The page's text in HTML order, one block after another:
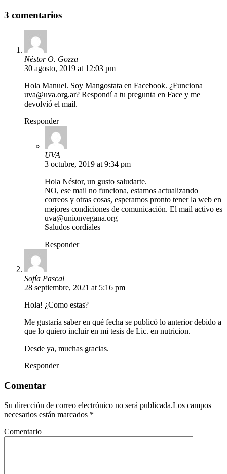
3 comentarios
Néstor O. Gozza
30 agosto, 2019 at 12:03 pm
Hola Manuel. Soy Mangostata en Facebook. ¿Funciona
uva@uva.org.ar? Respondí a tu pregunta en Face y me
devolvió el mail.
Responder
UVA
3 octubre, 2019 at 9:34 pm
Hola Néstor, un gusto saludarte.
NO, ese mail no funciona, estamos actualizando
correos y otras cosas, esperamos pronto tener la web en
mejores condiciones de comunicación. El mail activo es
uva@unionvegana.org
Saludos cordiales
Responder
Sofía Pascal
28 septiembre, 2021 at 5:16 pm
Hola! ¿Como estas?
Me gustaría saber en qué fecha se publicó lo anterior debido a
que lo quiero incluir en mi tesis de Lic. en nutricion.
Desde ya, muchas gracias.
Responder
Comentar
Su dirección de correo electrónico no será publicada.Los campos
necesarios están marcados *
Comentario